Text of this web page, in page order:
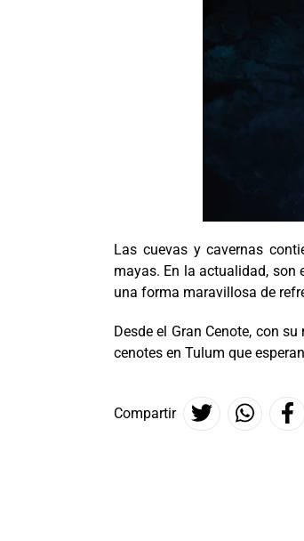
Las cuevas y cavernas
mayas. En la actualidad, son
una forma maravillosa de
Desde el Gran Cenote, con
cenotes en Tulum que
Compartir